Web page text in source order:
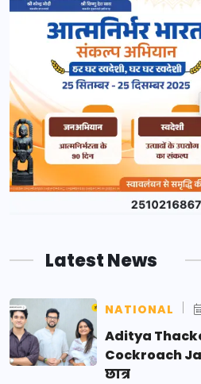
Latest News
NATIONAL
Aditya
Cockroach
छात्र